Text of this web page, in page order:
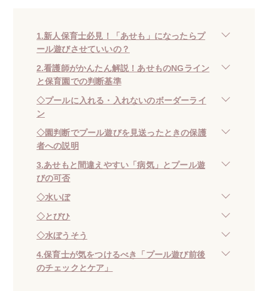
1.新人保育士必見！「あせも」になったらプ
ール遊びさせていいの？
2.看護師がかんたん解説！あせものNGライン
と保育園での判断基準
◇プールに入れる・入れないのボーダーライ
ン
◇園判断でプール遊びを見送ったときの保護
者への説明
3.あせもと間違えやすい「病気」とプール遊
びの可否
◇水いぼ
◇とびひ
◇水ぼうそう
4.保育士が気をつけるべき「プール遊び前後
のチェックとケア」